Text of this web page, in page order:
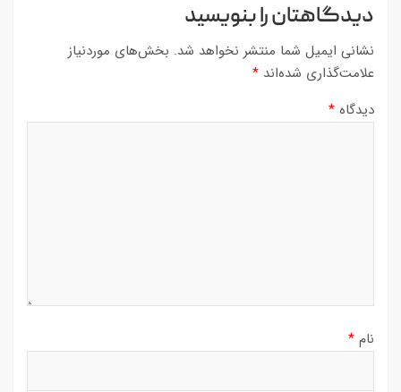
دیدگاهتان را بنویسید
نشانی ایمیل شما منتشر نخواهد شد. بخش‌های موردنیاز
علامت‌گذاری شده‌اند *
دیدگاه *
نام *